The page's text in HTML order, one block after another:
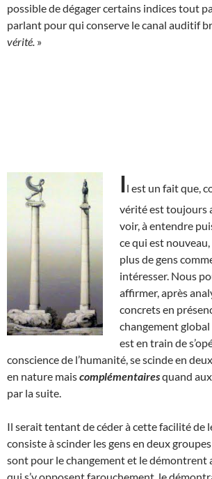
possible de dégager certains indices tout
parlant pour qui conserve le canal auditif
vérité. »
Il est un fait que,
vérité est toujours
voir, à entendre
ce qui est nouveau,
plus de gens
intéresser. Nous
affirmer, après
concrets en
changement global
est en train de
conscience de l’humanité, se scinde en
en nature maiscomplémentairesquand
par la suite.
Il serait tentant de céder à cette facilité de
consiste à scinder les gens en deux
sont pour le changement et le démontrent
qui s’y opposent farouchement, le